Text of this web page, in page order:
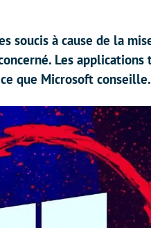
soucis à cause de la
Les
que Microsoft conseille.